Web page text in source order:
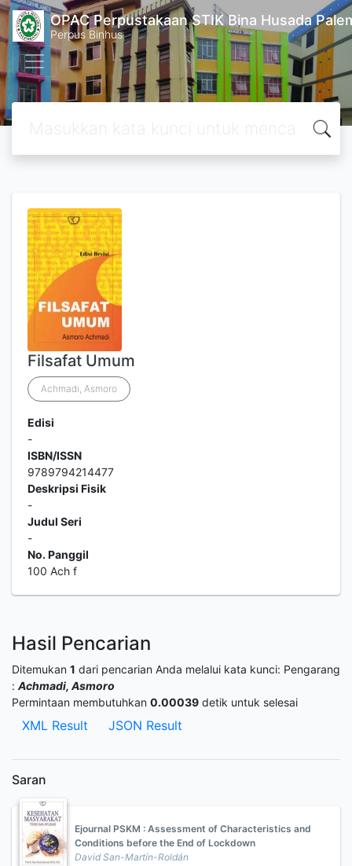
OPAC Perpustakaan STIK Bina Husada
Perpus Binhus
Filsafat Umum
Achmadi, Asmoro
Edisi
-
ISBN/ISSN
9789794214477
Deskripsi Fisik
-
Judul Seri
-
No. Panggil
100 Ach f
Hasil Pencarian
Ditemukan 1 dari pencarian Anda melalui kata kunci: Pengarang
: Achmadi, Asmoro
Permintaan membutuhkan 0.00039 detik untuk selesai
XML Result JSON Result
Saran
Ejournal PSKM : Assessment of Characteristics and
Conditions before the End of Lockdown
David San-Martín-Roldán